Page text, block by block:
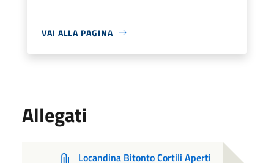
VAI ALLA PAGINA
Allegati
Locandina Bitonto Cortili Aperti